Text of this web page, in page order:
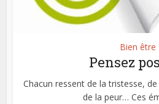
Bien être
Pensez
Chacun ressent de la tristesse, de
de la peur… Ces